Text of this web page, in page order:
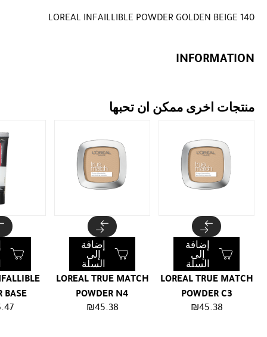
LOREAL INFAILLIBLE POWDER GOLDEN BEIGE 140
INFORMATION
منتجات اخرى ممكن ان تحبها
LOREAL TRUE MATCH
POWDER C3
₪45.38
إضافة
إلى
السلة
LOREAL TRUE MATCH
POWDER N4
₪45.38
إضافة
إلى
السلة
BASE